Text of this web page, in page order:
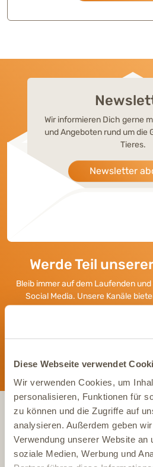
Diese Webseite verwendet
Wir verwenden Cookies, um
personalisieren, Funktionen für
zu können und die Zugriffe auf
analysieren. Außerdem geben
Verwendung unserer Website an
soziale Medien, Werbung und
Wir informieren Dich gerne
und Angeboten rund um die
Tieres.
Newsletter
Werde Teil
Bleib immer auf dem Laufenden
Social Media. Unsere Kanäle
exklusive
KONTAKT